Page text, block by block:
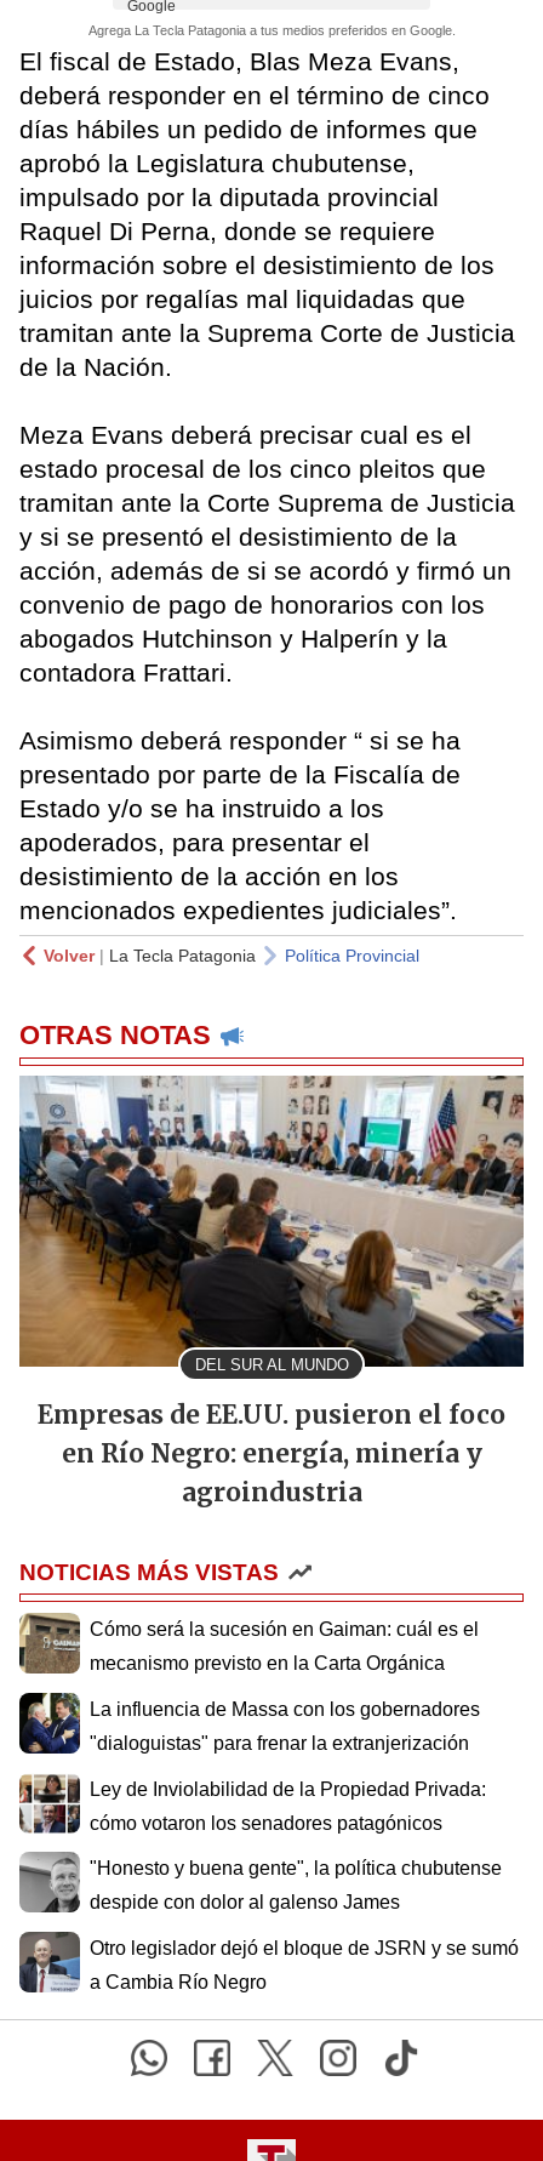
Agrega La Tecla Patagonia a tus medios preferidos en Google.
El fiscal de Estado, Blas Meza Evans,
deberá responder en el término de cinco
días hábiles un pedido de informes que
aprobó la Legislatura chubutense,
impulsado por la diputada provincial
Raquel Di Perna, donde se requiere
información sobre el desistimiento de los
juicios por regalías mal liquidadas que
tramitan ante la Suprema Corte de Justicia
de la Nación.
Meza Evans deberá precisar cual es el
estado procesal de los cinco pleitos que
tramitan ante la Corte Suprema de Justicia
y si se presentó el desistimiento de la
acción, además de si se acordó y firmó un
convenio de pago de honorarios con los
abogados Hutchinson y Halperín y la
contadora Frattari.
Asimismo deberá responder “ si se ha
presentado por parte de la Fiscalía de
Estado y/o se ha instruido a los
apoderados, para presentar el
desistimiento de la acción en los
mencionados expedientes judiciales”.
Volver| La Tecla Patagonia Política Provincial
OTRAS NOTAS
DEL SUR AL MUNDO
Empresas de EE.UU. pusieron el foco
en Río Negro: energía, minería y
agroindustria
NOTICIAS MÁS VISTAS
Cómo será la sucesión en Gaiman: cuál es el
mecanismo previsto en la Carta Orgánica
La influencia de Massa con los gobernadores
"dialoguistas" para frenar la extranjerización
Ley de Inviolabilidad de la Propiedad Privada:
cómo votaron los senadores patagónicos
"Honesto y buena gente", la política chubutense
despide con dolor al galenso James
Otro legislador dejó el bloque de JSRN y se sumó
a Cambia Río Negro